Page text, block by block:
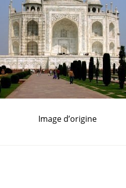
Image d’origine